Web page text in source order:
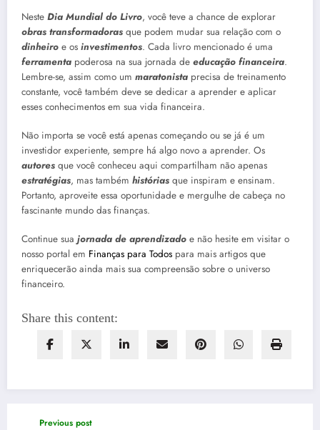
Neste Dia Mundial do Livro, você teve a chance de explorar
obras transformadoras que podem mudar sua relação com o
dinheiro e os investimentos. Cada livro mencionado é uma
ferramenta poderosa na sua jornada de educação financeira.
Lembre-se, assim como um maratonista precisa de treinamento
constante, você também deve se dedicar a aprender e aplicar
esses conhecimentos em sua vida financeira.
Não importa se você está apenas começando ou se já é um
investidor experiente, sempre há algo novo a aprender. Os
autores que você conheceu aqui compartilham não apenas
estratégias, mas também histórias que inspiram e ensinam.
Portanto, aproveite essa oportunidade e mergulhe de cabeça no
fascinante mundo das finanças.
Continue sua jornada de aprendizado e não hesite em visitar o
nosso portal em Finanças para Todos para mais artigos que
enriquecerão ainda mais sua compreensão sobre o universo
financeiro.
Share this content:
Previous post